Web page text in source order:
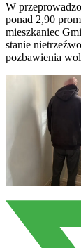
W
ponad 2,90
mieszkaniec
stanie
pozbawienia